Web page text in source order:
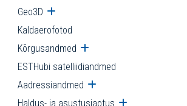
Geo3D Ava alammenüü
Kaldaerofotod
Kõrgusandmed Ava alammenüü
ESTHubi satelliidiandmed
Aadressiandmed Ava alammenüü
Haldus- ja asustusjaotus Ava